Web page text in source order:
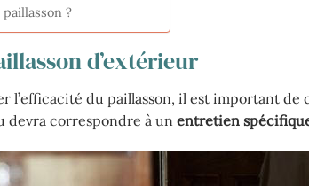
?
d’extérieur
l’efficacité du paillasson, il est important
devra correspondre à un entretien